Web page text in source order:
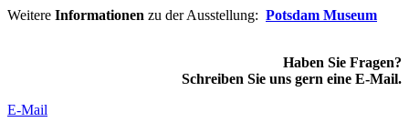
Weitere Informationen zu der Ausstellung: Potsdam Museum
Haben Sie Fragen?
Schreiben Sie uns gern eine E-Mail.
E-Mail